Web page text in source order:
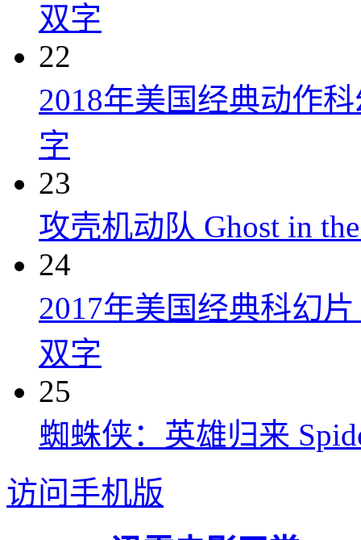
双字
22
2018年美国经典动作
字
23
攻壳机动队 Ghost in
24
2017年美国经典科幻
双字
25
蜘蛛侠：英雄归来
访问手机版